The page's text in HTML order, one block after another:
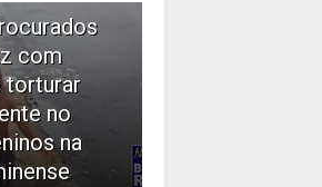
com
torturar
no
na